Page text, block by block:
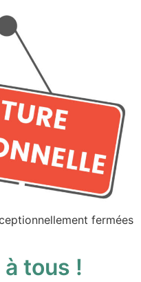
fermées
tous !